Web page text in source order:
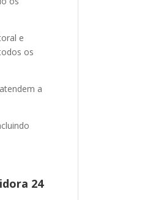
e
os
atendem a
24